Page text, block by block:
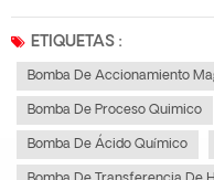
fundamental para la
ETIQUETAS :
Bomba De Accionamiento
Bomba De Proceso Quimico
Bomba De Ácido Químico